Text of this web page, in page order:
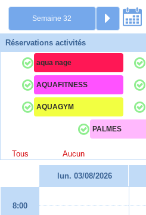
Réservations activités
aqua nage
AQUAFITNESS
AQUAGYM
PALMES
Tous Aucun
lun. 03/08/2026
8:00